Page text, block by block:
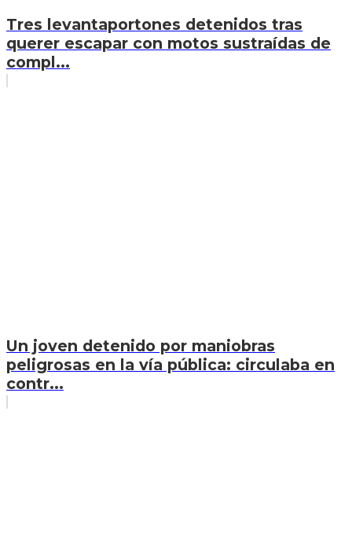
Tres levantaportones detenidos tras
querer escapar con motos sustraídas de
compl...
Un joven detenido por maniobras
peligrosas en la vía pública: circulaba en
contr...